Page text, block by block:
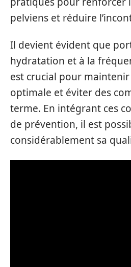
pelviens et réduire
Il devient évident que
hydratation et à la
est crucial pour
optimale et éviter des
terme. En intégrant ces
de prévention, il est
considérablement sa